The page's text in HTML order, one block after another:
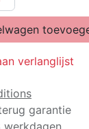
verlanglijst
garantie
werkdagen